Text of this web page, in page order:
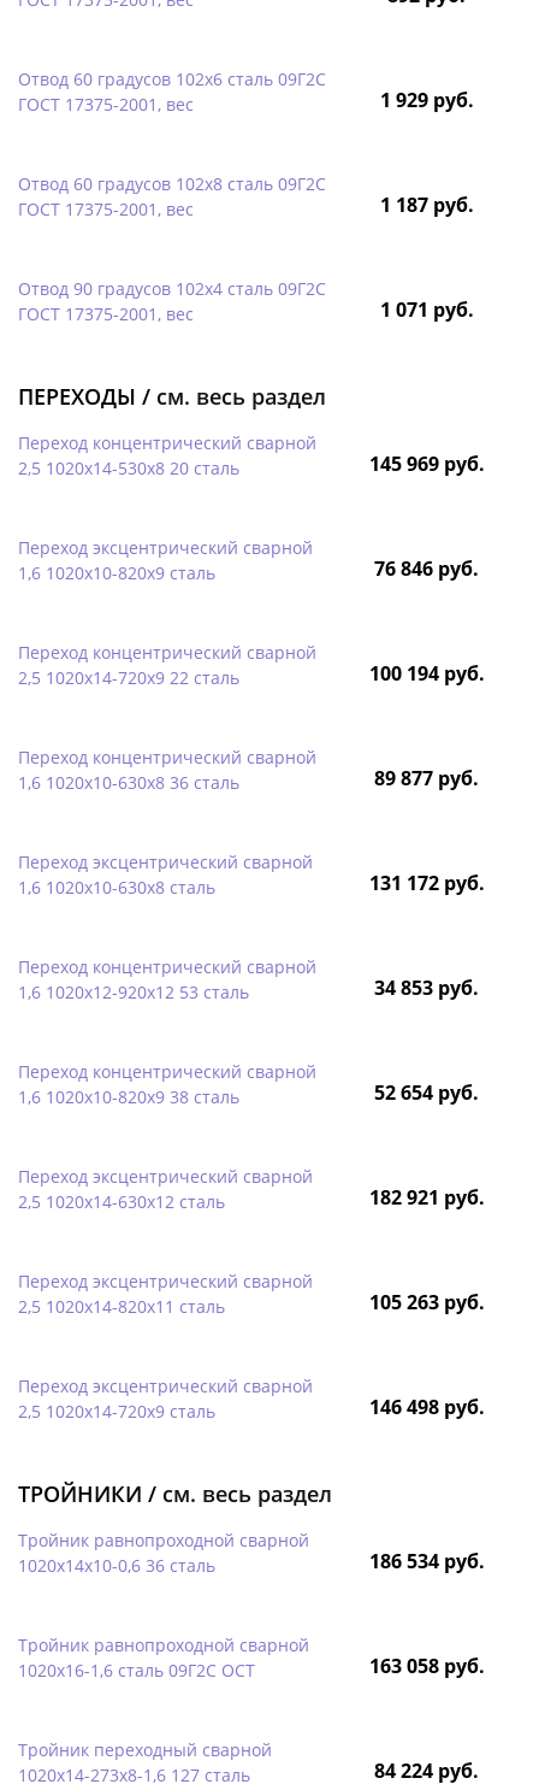
Отвод 60 градусов 102х6 сталь 09Г2С
ГОСТ 17375-2001, вес
1 929 руб.
Отвод 60 градусов 102х8 сталь 09Г2С
ГОСТ 17375-2001, вес
1 187 руб.
Отвод 90 градусов 102х4 сталь 09Г2С
ГОСТ 17375-2001, вес
1 071 руб.
ПЕРЕХОДЫ / см. весь раздел
Переход концентрический сварной
2,5 1020х14-530х8 20 сталь
145 969 руб.
Переход эксцентрический сварной
1,6 1020х10-820х9 сталь
76 846 руб.
Переход концентрический сварной
2,5 1020х14-720х9 22 сталь
100 194 руб.
Переход концентрический сварной
1,6 1020х10-630х8 36 сталь
89 877 руб.
Переход эксцентрический сварной
1,6 1020х10-630х8 сталь
131 172 руб.
Переход концентрический сварной
1,6 1020х12-920х12 53 сталь
34 853 руб.
Переход концентрический сварной
1,6 1020х10-820х9 38 сталь
52 654 руб.
Переход эксцентрический сварной
2,5 1020х14-630х12 сталь
182 921 руб.
Переход эксцентрический сварной
2,5 1020х14-820х11 сталь
105 263 руб.
Переход эксцентрический сварной
2,5 1020х14-720х9 сталь
146 498 руб.
ТРОЙНИКИ / см. весь раздел
Тройник равнопроходной сварной
1020х14х10-0,6 36 сталь
186 534 руб.
Тройник равнопроходной сварной
1020х16-1,6 сталь 09Г2С ОСТ
163 058 руб.
Тройник переходный сварной
1020х14-273х8-1,6 127 сталь
84 224 руб.